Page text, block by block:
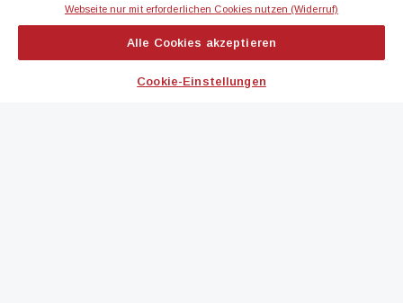
Webseite nur mit erforderlichen Cookies nutzen (Widerruf)
Alle Cookies akzeptieren
Cookie-Einstellungen